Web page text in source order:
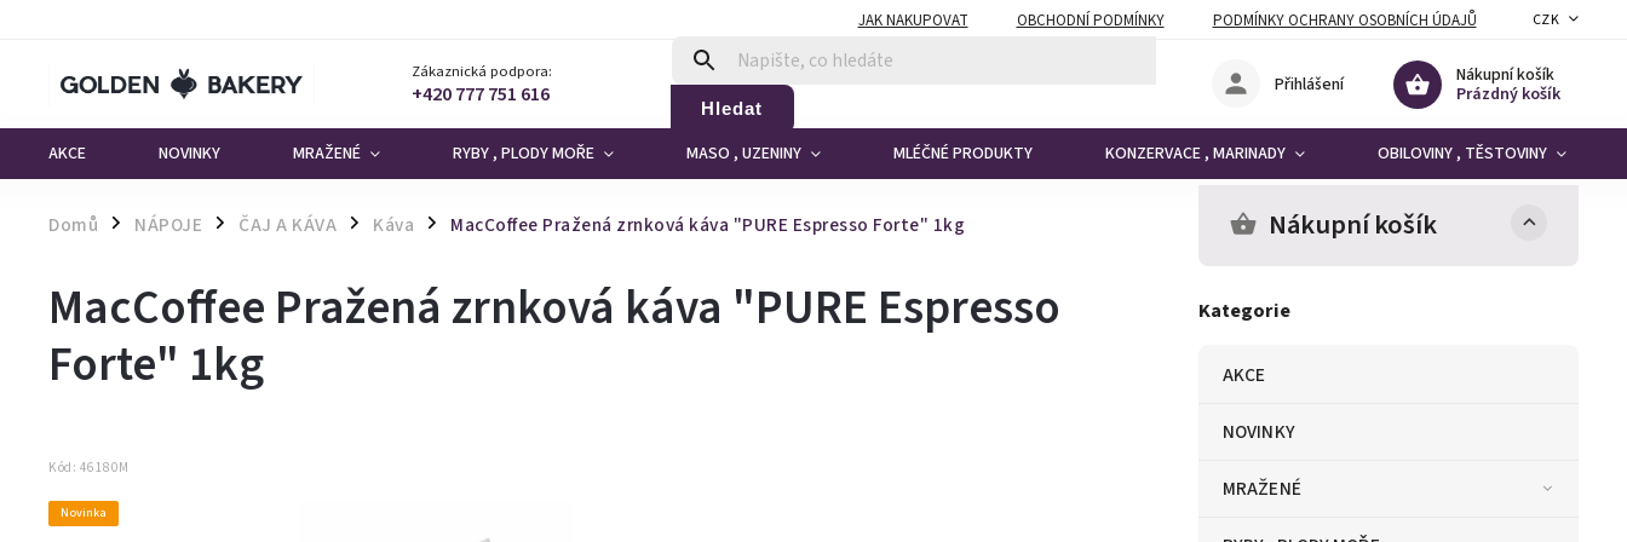
JAK NAKUPOVAT OBCHODNÍ PODMÍNKY PODMÍNKY OCHRANY OSOBNÍCH ÚDAJŮ CZK
Zákaznická podpora:
+420 777 751 616 Hledat
Nákupní košík
Prázdný košík
Přihlášení
AKCE NOVINKY MRAŽENÉ RYBY , PLODY MOŘE MASO , UZENINY MLÉČNÉ PRODUKTY KONZERVACE , MARINADY OBILOVINY , TĚSTOVINY
Domů / NÁPOJE / ČAJ A KÁVA / Káva / MacCoffee Pražená zrnková káva "PURE Espresso Forte" 1kg Nákupní košík
Kategorie
AKCE
NOVINKY
MRAŽENÉ
MacCoffee Pražená zrnková káva "PURE Espresso
Forte" 1kg
Kód: 46180M
Novinka